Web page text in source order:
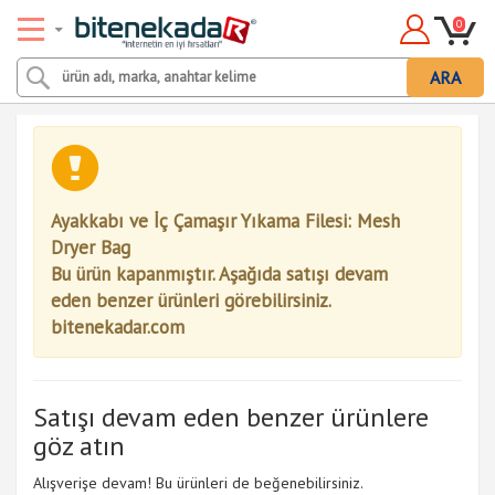
ARA
0
Ayakkabı ve İç Çamaşır Yıkama Filesi: Mesh
Dryer Bag
Bu ürün kapanmıştır. Aşağıda satışı devam
eden benzer ürünleri görebilirsiniz.
bitenekadar.com
Satışı devam eden benzer ürünlere
göz atın
Alışverişe devam! Bu ürünleri de beğenebilirsiniz.